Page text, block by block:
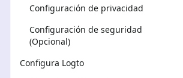
Configuración de privacidad
Configuración de seguridad
(Opcional)
Configura Logto